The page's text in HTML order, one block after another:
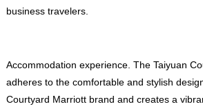
business travelers.
Accommodation experience. The Taiyuan
adheres to the comfortable and stylish
Courtyard Marriott brand and creates a